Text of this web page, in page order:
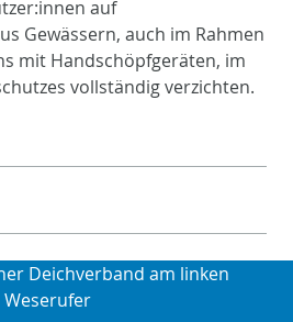
auf
Gewässern, auch im Rahmen
mit Handschöpfgeräten, im
vollständig verzichten.
Deichverband am linken
Weserufer